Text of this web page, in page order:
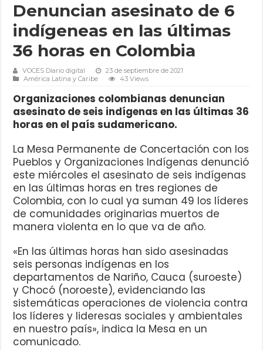
Denuncian asesinato de 6
indígeneas en las últimas
36 horas en Colombia
VOCES Diario digital
23 de septiembre de 2021
América Latina y Caribe
43 Views
Organizaciones colombianas denuncian
asesinato de seis indígenas en las últimas 36
horas en el país sudamericano.
La Mesa Permanente de Concertación con los
Pueblos y Organizaciones Indígenas denunció
este miércoles el asesinato de seis indígenas
en las últimas horas en tres regiones de
Colombia, con lo cual ya suman 49 los líderes
de comunidades originarias muertos de
manera violenta en lo que va de año.
«En las últimas horas han sido asesinadas
seis personas indígenas en los
departamentos de Nariño, Cauca (suroeste)
y Chocó (noroeste), evidenciando las
sistemáticas operaciones de violencia contra
los líderes y lideresas sociales y ambientales
en nuestro país», indica la Mesa en un
comunicado.